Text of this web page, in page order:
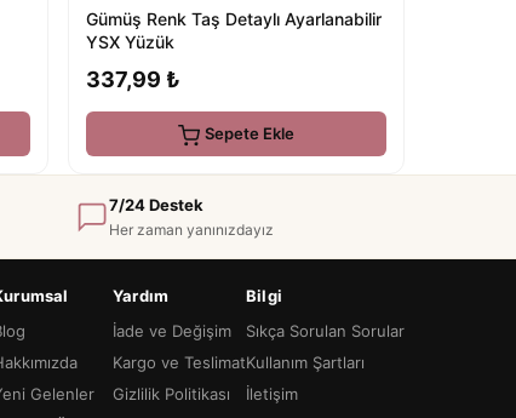
Gümüş Renk Taş Detaylı Ayarlanabilir
YSX Yüzük
337,99 ₺
Sepete Ekle
7/24 Destek
Her zaman yanınızdayız
Gelenler
Yardım
İade ve Değişim
Kargo ve Teslimat
Gizlilik Politikası
Bilgi
Sıkça Sorulan Sorular
Kullanım Şartları
İletişim